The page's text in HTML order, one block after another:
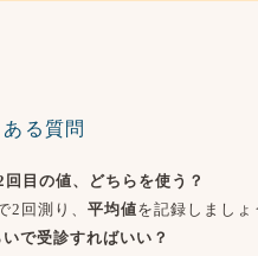
ある質問
目の値、どちらを使う？
2回測り、 平均値を記録しましょ
で受診すればいい？